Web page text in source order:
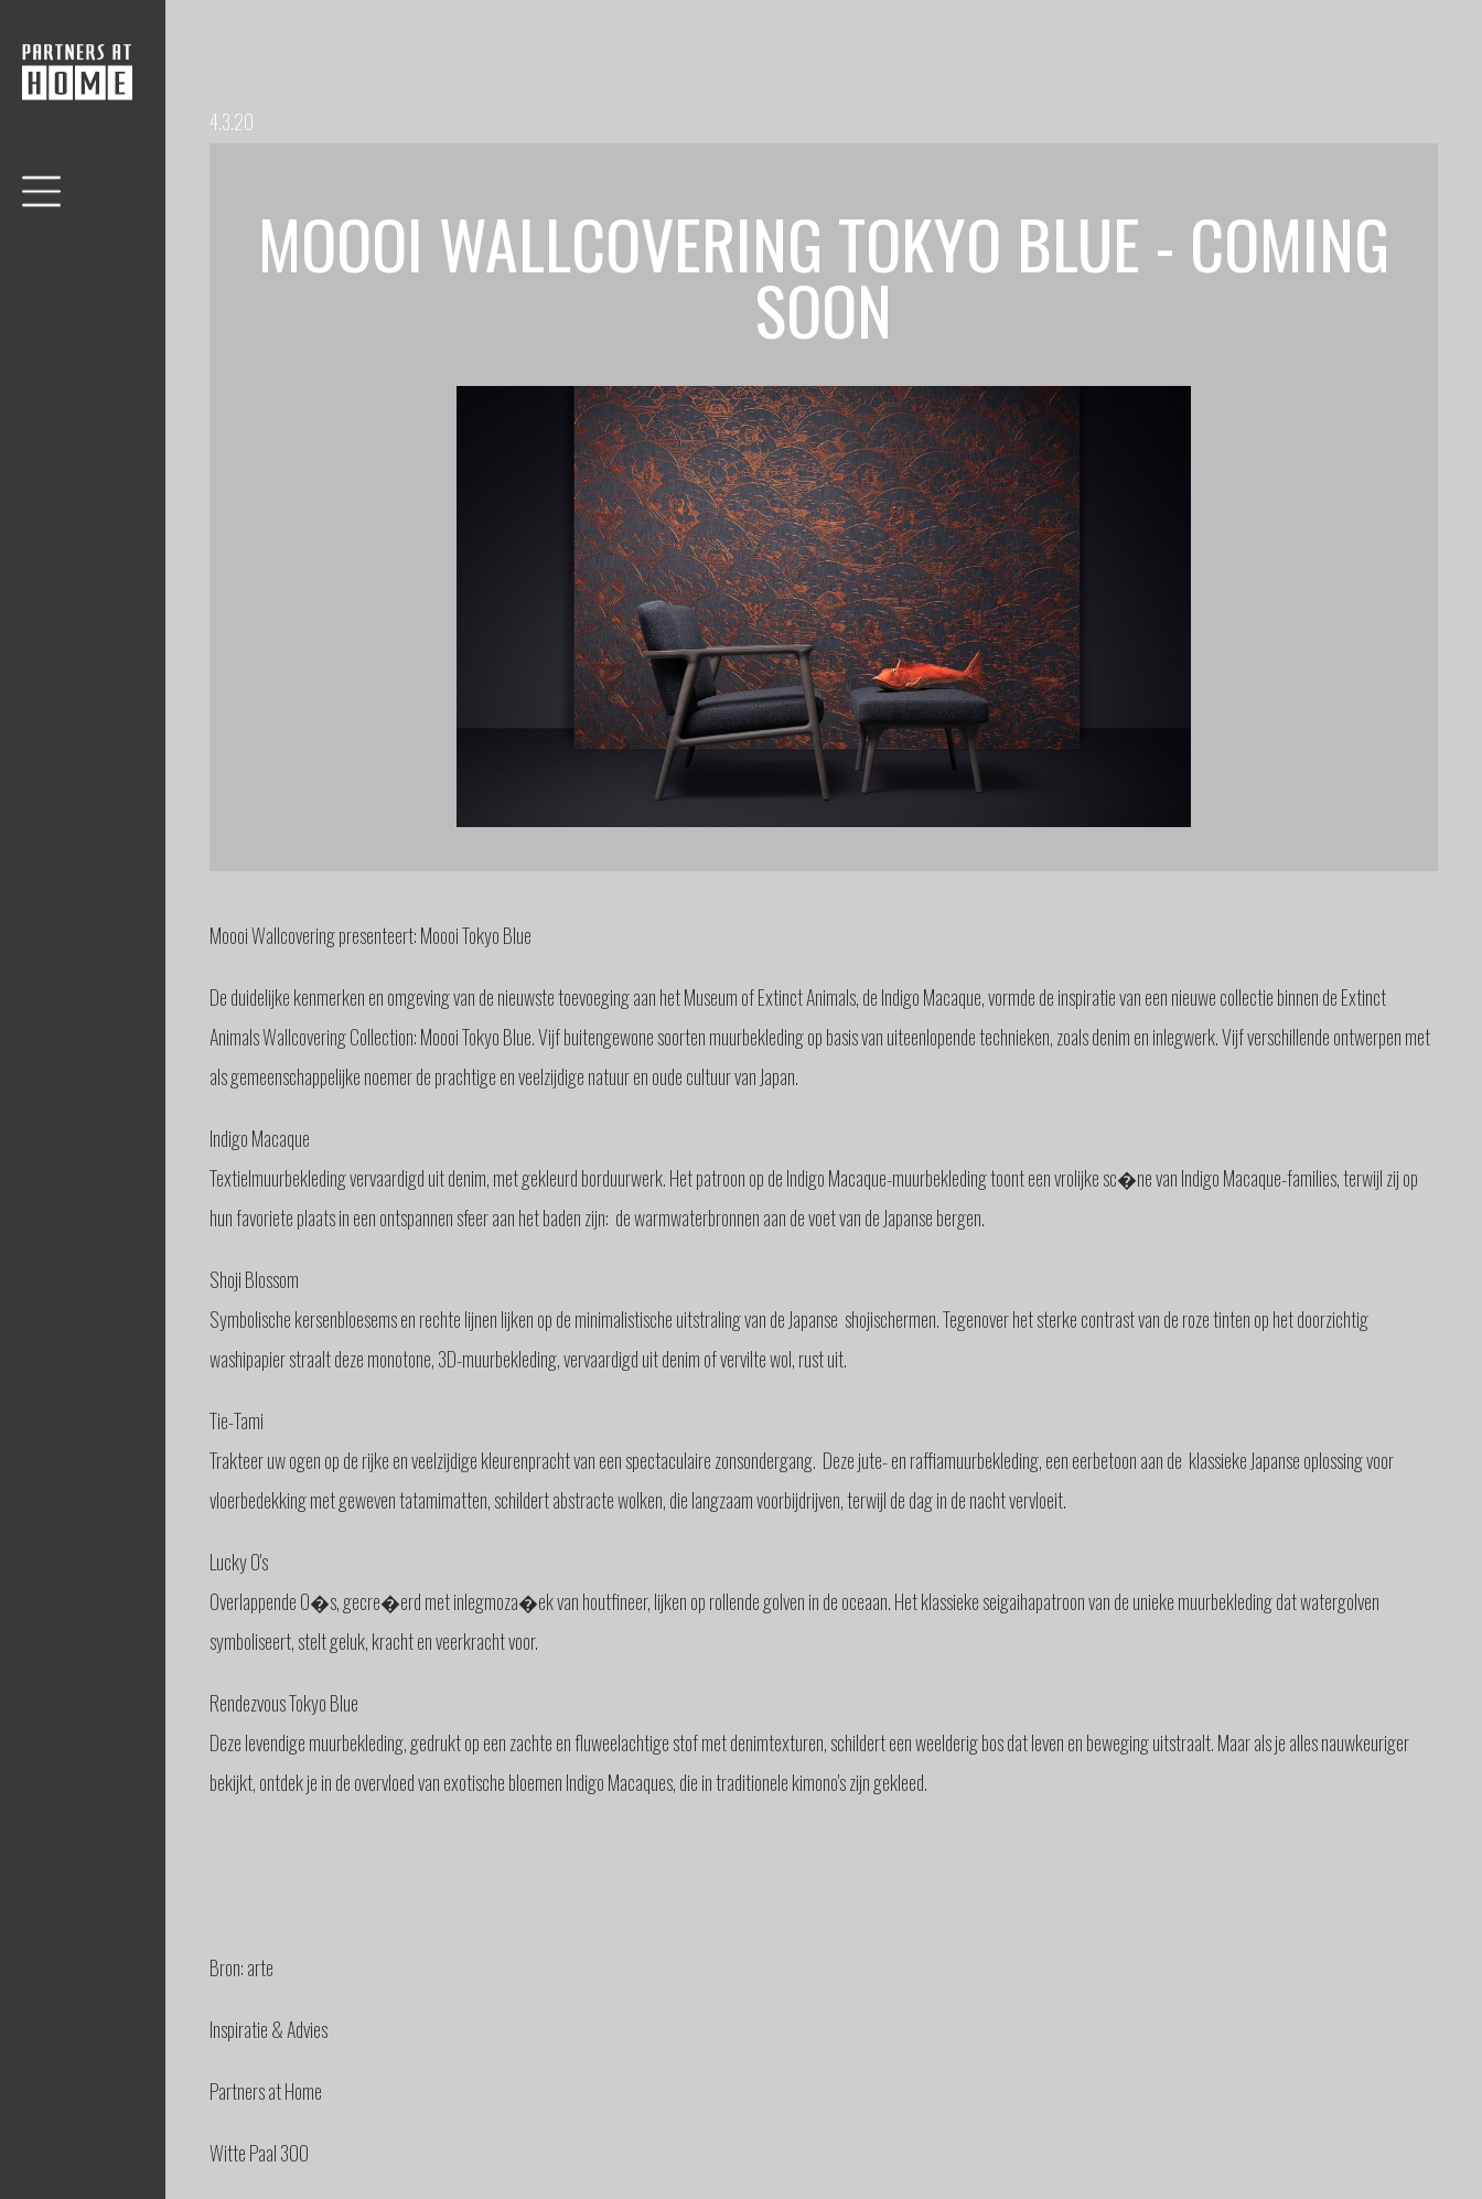
4.3.20
MOOOI WALLCOVERING TOKYO BLUE - COMING
SOON
Moooi Wallcovering presenteert: Moooi Tokyo Blue
De duidelijke kenmerken en omgeving van de nieuwste toevoeging aan het Museum of Extinct Animals, de Indigo Macaque, vormde de inspiratie van een nieuwe collectie binnen de Extinct
Animals Wallcovering Collection: Moooi Tokyo Blue. Vijf buitengewone soorten muurbekleding op basis van uiteenlopende technieken, zoals denim en inlegwerk. Vijf verschillende ontwerpen met
als gemeenschappelijke noemer de prachtige en veelzijdige natuur en oude cultuur van Japan.
Indigo Macaque
Textielmuurbekleding vervaardigd uit denim, met gekleurd borduurwerk. Het patroon op de Indigo Macaque-muurbekleding toont een vrolijke sc�ne van Indigo Macaque-families, terwijl zij op
hun favoriete plaats in een ontspannen sfeer aan het baden zijn: de warmwaterbronnen aan de voet van de Japanse bergen.
Shoji Blossom
Symbolische kersenbloesems en rechte lijnen lijken op de minimalistische uitstraling van de Japanse shojischermen. Tegenover het sterke contrast van de roze tinten op het doorzichtig
washipapier straalt deze monotone, 3D-muurbekleding, vervaardigd uit denim of vervilte wol, rust uit.
Tie-Tami
Trakteer uw ogen op de rijke en veelzijdige kleurenpracht van een spectaculaire zonsondergang. Deze jute- en raffiamuurbekleding, een eerbetoon aan de klassieke Japanse oplossing voor
vloerbedekking met geweven tatamimatten, schildert abstracte wolken, die langzaam voorbijdrijven, terwijl de dag in de nacht vervloeit.
Lucky O's
Overlappende O�s, gecre�erd met inlegmoza�ek van houtfineer, lijken op rollende golven in de oceaan. Het klassieke seigaihapatroon van de unieke muurbekleding dat watergolven
symboliseert, stelt geluk, kracht en veerkracht voor.
Rendezvous Tokyo Blue
Deze levendige muurbekleding, gedrukt op een zachte en fluweelachtige stof met denimtexturen, schildert een weelderig bos dat leven en beweging uitstraalt. Maar als je alles nauwkeuriger
bekijkt, ontdek je in de overvloed van exotische bloemen Indigo Macaques, die in traditionele kimono's zijn gekleed.
Bron: arte
Inspiratie & Advies
Partners at Home
Witte Paal 300